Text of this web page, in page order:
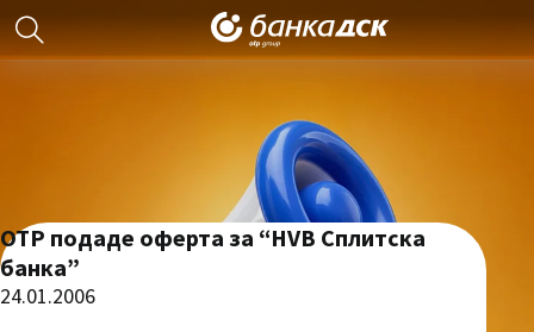
ОТР подаде оферта за “HVB Сплитска
банка”
24.01.2006